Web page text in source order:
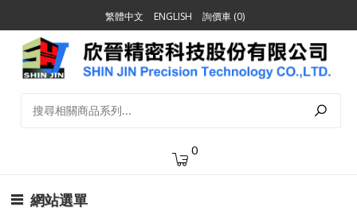
繁體中文 ENGLISH 詢價車 (0)
0
網站選單